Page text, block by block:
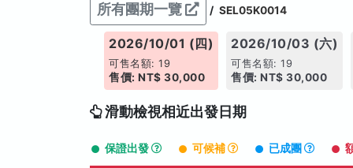
所有團期一覽 / SEL05K0014
2026/10/01 (四)
可售名額: 19
售價: NT$ 30,000
2026/10/03 (六)
可售名額: 19
售價: NT$ 30,000
滑動檢視相近出發日期
保證出發 可候補 已成團